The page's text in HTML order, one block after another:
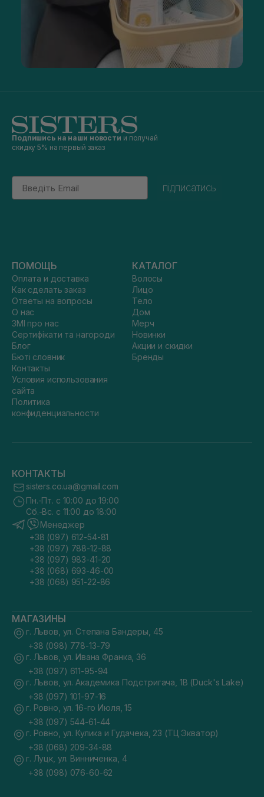
Подпишись на наши новости и получай
скидку 5% на первый заказ
Email
підписатись
ПОМОЩЬ
Оплата и доставка
Как сделать заказ
Ответы на вопросы
О нас
ЗМІ про нас
Сертифікати та нагороди
Блог
Бюті словник
Контакты
Условия использования
сайта
Политика
конфиденциальности
КАТАЛОГ
Волосы
Лицо
Тело
Дом
Мерч
Новинки
Акции и скидки
Бренды
КОНТАКТЫ
sisters.co.ua@gmail.com
Пн.-Пт. с 10:00 до 19:00
Сб.-Вс. с 11:00 до 18:00
Менеджер
+38 (097) 612-54-81
+38 (097) 788-12-88
+38 (097) 983-41-20
+38 (068) 693-46-00
+38 (068) 951-22-86
МАГАЗИНЫ
г. Львов, ул. Степана Бандеры, 45
+38 (098) 778-13-79
г. Львов, ул. Ивана Франка, 36
+38 (097) 611-95-94
г. Львов, ул. Академика Подстригача, 1В (Duck's Lake)
+38 (097) 101-97-16
г. Ровно, ул. 16-го Июля, 15
+38 (097) 544-61-44
г. Ровно, ул. Кулика и Гудачека, 23 (ТЦ Экватор)
+38 (068) 209-34-88
г. Луцк, ул. Винниченка, 4
+38 (098) 076-60-62